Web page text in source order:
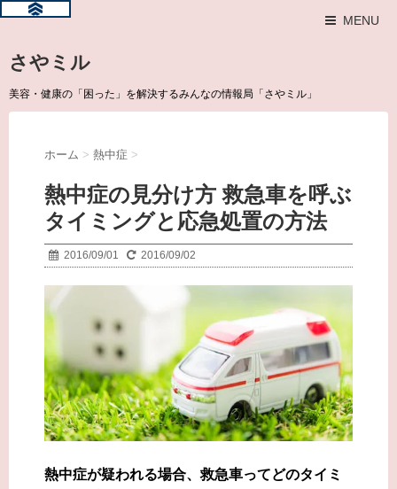
MENU
さやミル
美容・健康の「困った」を解決するみんなの情報局「さやミル」
ホーム > 熱中症 >
熱中症の見分け方 救急車を呼ぶ
タイミングと応急処置の方法
2016/09/01 2016/09/02
熱中症が疑われる場合、救急車ってどのタイミ